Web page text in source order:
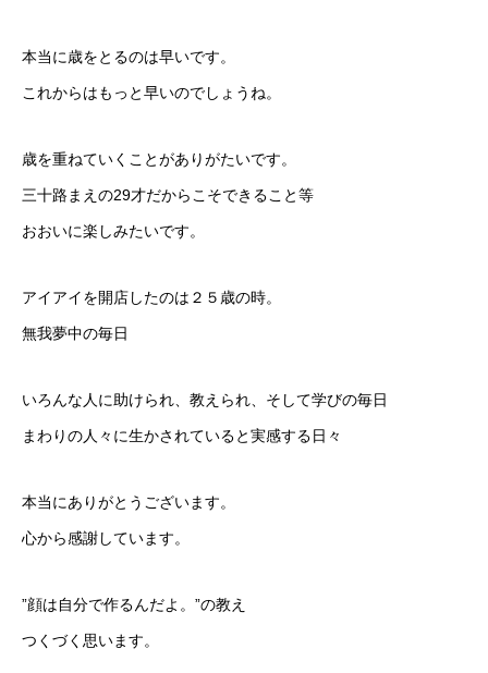
本当に歳をとるのは早いです。
これからはもっと早いのでしょうね。
歳を重ねていくことがありがたいです。
三十路まえの29才だからこそできること等
おおいに楽しみたいです。
アイアイを開店したのは２５歳の時。
無我夢中の毎日
いろんな人に助けられ、教えられ、そして学びの毎日
まわりの人々に生かされていると実感する日々
本当にありがとうございます。
心から感謝しています。
”顔は自分で作るんだよ。”の教え
つくづく思います。